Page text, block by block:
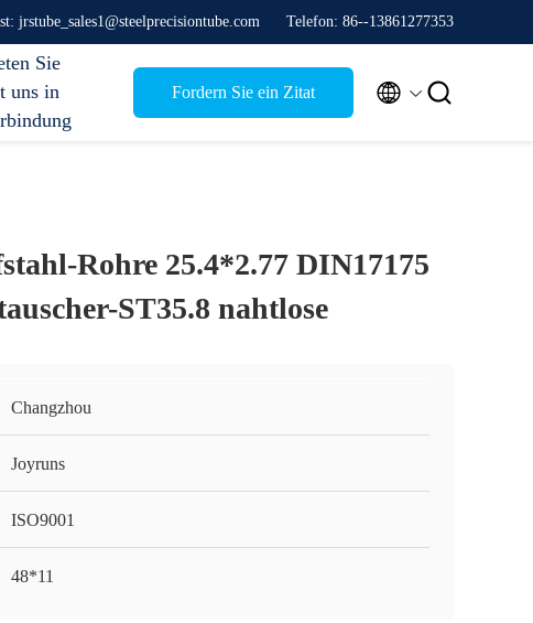
jrstube_sales1@steelprecisiontube.com Telefon: 86--13861277353
Sie
uns in
Fordern Sie ein Zitat  
Rohre 25.4*2.77 DIN17175
ST35.8 nahtlose
Changzhou
Joyruns
ISO9001
48*11